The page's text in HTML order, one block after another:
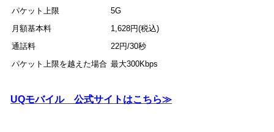
パケット上限
5G
月額基本料
1,628円(税込)
通話料
22円/30秒
パケット上限を越えた場合 最大300Kbps
UQモバイル 公式サイトはこちら≫